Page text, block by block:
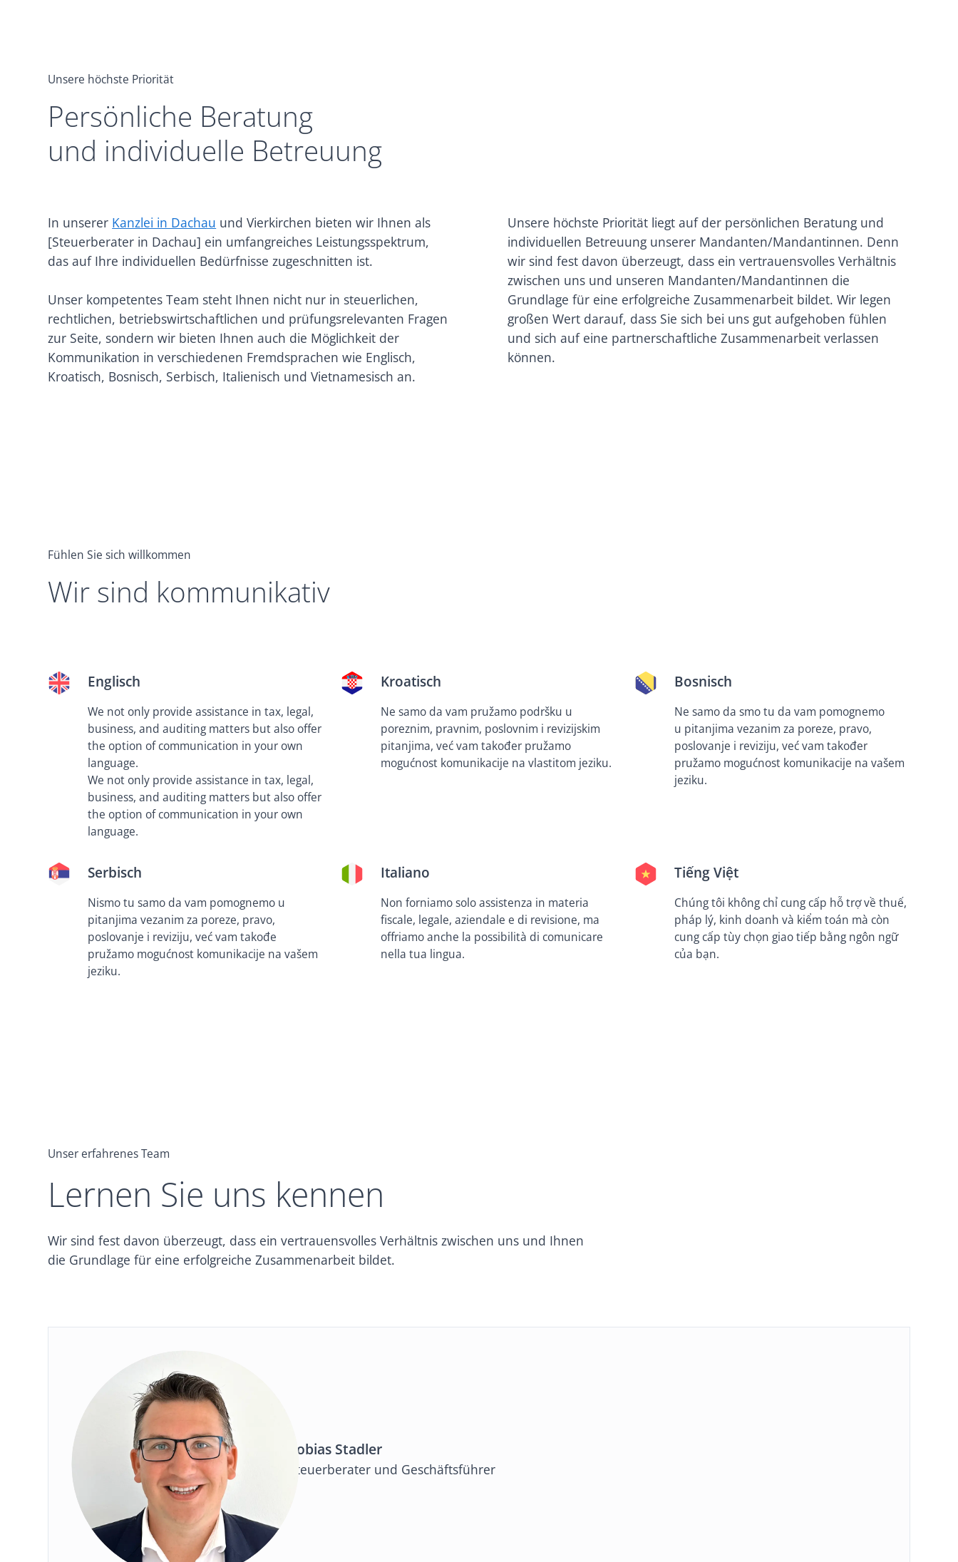
Unsere höchste Priorität
Persönliche Beratung
und individuelle Betreuung
In unserer Kanzlei in Dachau und Vierkirchen bieten wir Ihnen als
[Steuerberater in Dachau] ein umfangreiches Leistungsspektrum,
das auf Ihre individuellen Bedürfnisse zugeschnitten ist.
Unser kompetentes Team steht Ihnen nicht nur in steuerlichen,
rechtlichen, betriebswirtschaftlichen und prüfungsrelevanten Fragen
zur Seite, sondern wir bieten Ihnen auch die Möglichkeit der
Kommunikation in verschiedenen Fremdsprachen wie Englisch,
Kroatisch, Bosnisch, Serbisch, Italienisch und Vietnamesisch an.
Unsere höchste Priorität liegt auf der persönlichen Beratung und
individuellen Betreuung unserer Mandanten/Mandantinnen. Denn
wir sind fest davon überzeugt, dass ein vertrauensvolles Verhältnis
zwischen uns und unseren Mandanten/Mandantinnen die
Grundlage für eine erfolgreiche Zusammenarbeit bildet. Wir legen
großen Wert darauf, dass Sie sich bei uns gut aufgehoben fühlen
und sich auf eine partnerschaftliche Zusammenarbeit verlassen
können.
Fühlen Sie sich willkommen
Wir sind kommunikativ
Englisch
We not only provide assistance in tax, legal,
business, and auditing matters but also offer
the option of communication in your own
language.
We not only provide assistance in tax, legal,
business, and auditing matters but also offer
the option of communication in your own
language.
Kroatisch
Ne samo da vam pružamo podršku u
poreznim, pravnim, poslovnim i revizijskim
pitanjima, već vam također pružamo
mogućnost komunikacije na vlastitom jeziku.
Bosnisch
Ne samo da smo tu da vam pomognemo
u pitanjima vezanim za poreze, pravo,
poslovanje i reviziju, već vam također
pružamo mogućnost komunikacije na vašem
jeziku.
Serbisch
Nismo tu samo da vam pomognemo u
pitanjima vezanim za poreze, pravo,
poslovanje i reviziju, već vam takođe
pružamo mogućnost komunikacije na vašem
jeziku.
Italiano
Non forniamo solo assistenza in materia
fiscale, legale, aziendale e di revisione, ma
offriamo anche la possibilità di comunicare
nella tua lingua.
Tiếng Việt
Chúng tôi không chỉ cung cấp hỗ trợ về thuế,
pháp lý, kinh doanh và kiểm toán mà còn
cung cấp tùy chọn giao tiếp bằng ngôn ngữ
của bạn.
Unser erfahrenes Team
Lernen Sie uns kennen
Wir sind fest davon überzeugt, dass ein vertrauensvolles Verhältnis zwischen uns und Ihnen
die Grundlage für eine erfolgreiche Zusammenarbeit bildet.
Tobias Stadler
Steuerberater und Geschäftsführer